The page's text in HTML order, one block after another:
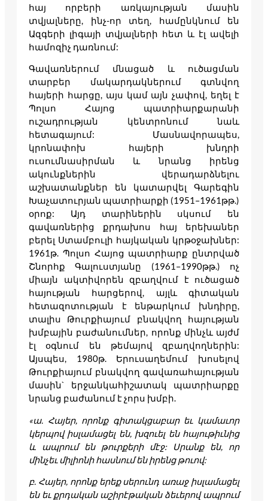
հայ որբերի առկայության մասին
տվյալները, ինչ-որ տեղ, համընկնում են
Ազգերի լիգայի տվյալների հետ և էլ ավելի
համոզիչ դառնում:
Գավառներում մնացած և ուծացման
տարբեր մակարդակներում գտնվող
հայերի հարցը, այս կամ այն չափով, եղել է
Պոլսո Հայոց պատրիարքարանի
ուշադրության կենտրոնում նաև
հետագայում: Մասնավորապես,
կրոնափոխ հայերի խնդրի
ուսումնասիրման և նրանց իրենց
ակունքներին վերադարձնելու
աշխատանքներ են կատարվել Գարեգին
Խաչատուրյան պատրիարքի (1951–1961թթ.)
օրոք: Այդ տարիներին սկսում են
գավառներից քրդախոս հայ երեխաներ
բերել Ստամբուլի հայկական կրթօջախներ:
1961թ. Պոլսո Հայոց պատրիարք ընտրված
Շնորհք Գալուստյանը (1961–1990թթ.) ոչ
միայն ակտիվորեն զբաղվում է ուծացած
հայության հարցերով, այլև գիտական
հետազոտության է ենթարկում խնդիրը,
տալիս Թուրքիայում բնակվող հայության
խմբային բաժանումներ, որոնք մինչև այժմ
էլ օգնում են թեմայով զբաղվողներին:
Այսպես, 1980թ. Երուսաղեմում խոսելով
Թուրքիայում բնակվող գավառահայության
մասին` երջանկահիշատակ պատրիարքը
նրանց բաժանում է չորս խմբի.
«ա. Հայեր, որոնք գիտակցաբար եւ կամաւոր
կերպով իսլամացել են, խզուել են հայութիւնից
և ապրում են թուրքերի մէջ: Սրանք են, որ
մինչեւ միլիոնի հասնում են իրենց թուով:
բ. Հայեր, որոնք երեք սերունդ առաջ իսլամացել
են եւ քրդական աշիրէթական ձեւերով ապրում